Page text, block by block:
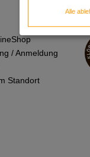
/ Anmeldung
Standort
Alle